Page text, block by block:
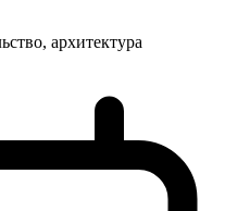
архитектура